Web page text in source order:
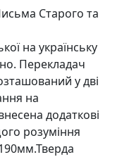
Старого та
на українську
Перекладач
у дві
на
додаткові
розуміння